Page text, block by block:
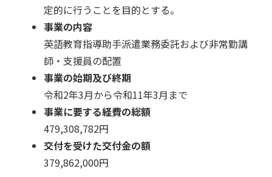
定的に行うことを目的とする。
事業の内容
英語教育指導助手派遣業務委託および非常勤講
師・支援員の配置
事業の始期及び終期
令和2年3月から令和11年3月まで
事業に要する経費の総額
479,308,782円
交付を受けた交付金の額
379,862,000円